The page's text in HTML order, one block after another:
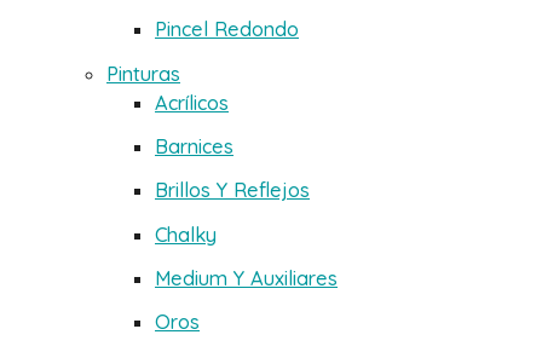
Pincel Redondo
Pinturas
Acrílicos
Barnices
Brillos Y Reflejos
Chalky
Medium Y Auxiliares
Oros